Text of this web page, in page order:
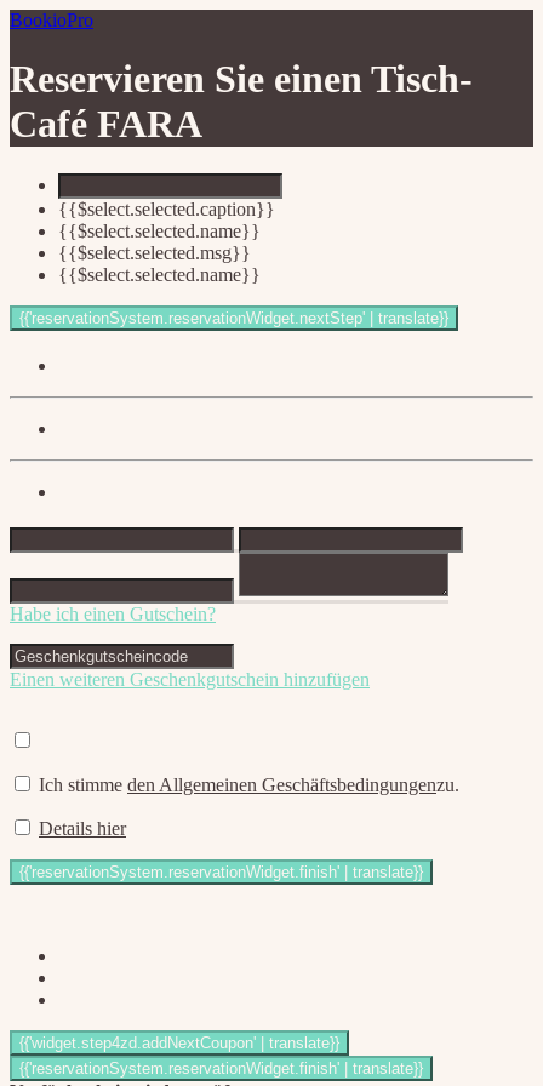
BookioPro
Reservieren Sie einen Tisch-
Café FARA
{{$select.selected.caption}}
{{$select.selected.name}}
{{$select.selected.msg}}
{{$select.selected.name}}
Habe ich einen Gutschein?
Einen weiteren Geschenkgutschein hinzufügen
Ich stimme den Allgemeinen Geschäftsbedingungenzu.
Details hier